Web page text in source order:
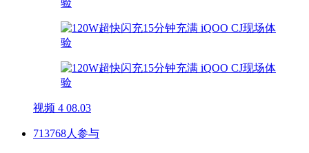
视频 4 08.03
713768人参与